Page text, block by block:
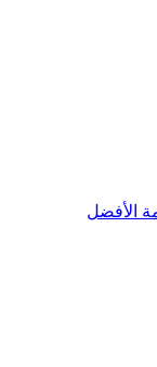
الأفضل